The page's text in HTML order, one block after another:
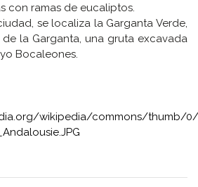
con ramas de eucaliptos.
se localiza la Garganta Verde,
la Garganta, una gruta excavada
Bocaleones.
wikipedia/commons/thumb/0/